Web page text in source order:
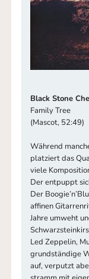
Black Stone
Family Tree
(Mascot, 52:49)
Während
platziert das
viele
Der entpuppt
Der
affinen
Jahre umweht
Led Zeppelin,
grundständige
auf, verputzt